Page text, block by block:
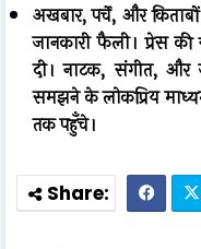
अखबार, पर्चे, और
जानकारी फैली। प्रेस की
दी। नाटक, संगीत, और
समझने के लोकप्रिय
तक पहुँचे।